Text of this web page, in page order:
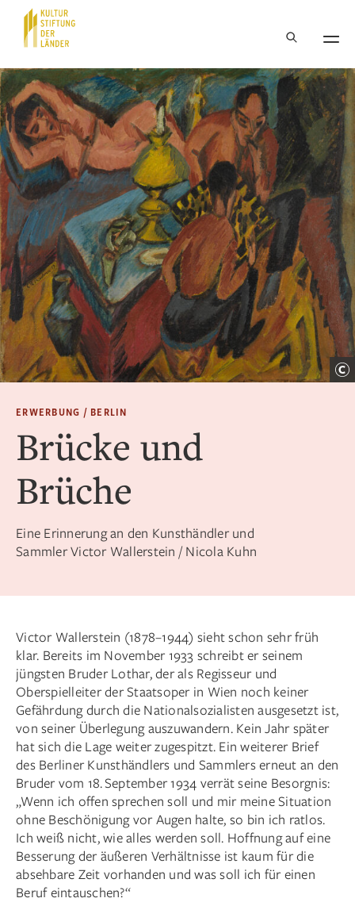
Hauptnavigation
ERWERBUNG / BERLIN
Brücke und
Brüche
Eine Erinnerung an den Kunsthändler und
Sammler Victor Wallerstein / Nicola Kuhn
Victor Wallerstein (1878–1944) sieht schon sehr früh
klar. Bereits im November 1933 schreibt er seinem
jüngsten Bruder Lothar, der als Regisseur und
Oberspielleiter der Staatsoper in Wien noch keiner
Gefährdung durch die Nationalsozialisten ausgesetzt ist,
von seiner Überlegung auszuwandern. Kein Jahr später
hat sich die Lage weiter zugespitzt. Ein weiterer Brief
des Ber­liner Kunsthändlers und Sammlers erneut an den
Bruder vom 18. September 1934 verrät seine Besorgnis:
„Wenn ich offen ­sprechen soll und mir meine Situation
ohne Beschönigung vor Augen halte, so bin ich ratlos.
Ich weiß nicht, wie alles werden soll. Hoffnung auf eine
Besserung der äußeren Verhältnisse ist kaum für die
absehbare Zeit vorhanden und was soll ich für einen
Beruf eintauschen?“